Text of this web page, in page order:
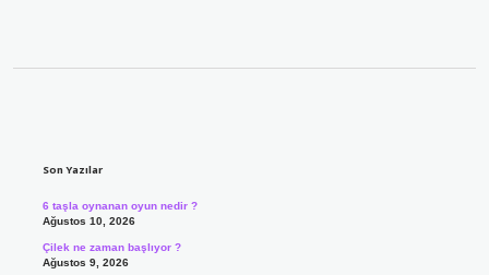
Son Yazılar
6 taşla oynanan oyun nedir ?
Ağustos 10, 2026
Çilek ne zaman başlıyor ?
Ağustos 9, 2026